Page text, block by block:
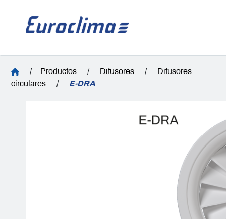
/ Productos / Difusores /
Difusores
circulares
/ E-DRA